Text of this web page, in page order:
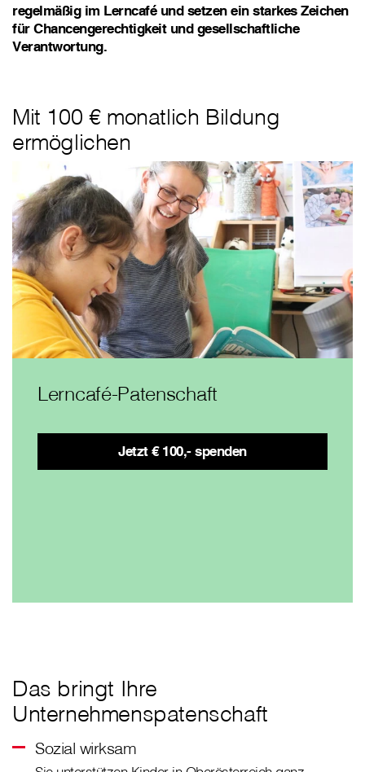
regelmäßig im Lerncafé und setzen ein starkes Zeichen
für Chancengerechtigkeit und gesellschaftliche
Verantwortung.
Mit 100 € monatlich Bildung
ermöglichen
Lerncafé-Patenschaft
Jetzt € 100,- spenden
Das bringt Ihre
Unternehmenspatenschaft
Sozial wirksam